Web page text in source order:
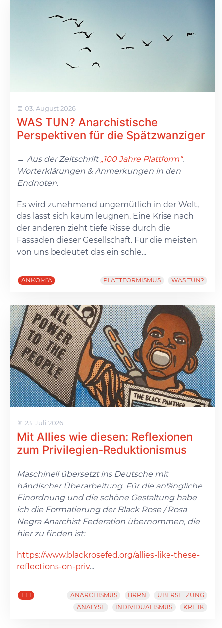
03. August 2026
WAS TUN? Anarchistische
Perspektiven für die Spätzwanziger
→ Aus der Zeitschrift„100 Jahre Plattform“.
Worterklärungen & Anmerkungen in den
Endnoten.
Es wird zunehmend ungemütlich in der Welt,
das lässt sich kaum leugnen. Eine Krise nach
der anderen zieht tiefe Risse durch die
Fassaden dieser Gesellschaft. Für die meisten
von uns bedeutet das ein schle...
ANKOM*A PLATTFORMISMUS WAS TUN?
23. Juli 2026
Mit Allies wie diesen: Reflexionen
zum Privilegien-Reduktionismus
Maschinell übersetzt ins Deutsche mit
händischer Überarbeitung. Für die anfängliche
Einordnung und die schöne Gestaltung habe
ich die Formatierung der Black Rose / Rosa
Negra Anarchist Federation übernommen, die
hier zu finden ist:
https://www.blackrosefed.org/allies-like-these-
reflections-on-priv...
EFI ANARCHISMUS BRRN
ÜBERSETZUNG
ANALYSE
INDIVIDUALISMUS KRITIK